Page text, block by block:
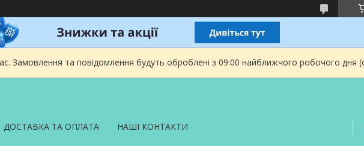
Замовлення та повідомлення будуть оброблені з 09:00 найближчого робочого дня
ДОСТАВКА ТА ОПЛАТА НАШІ КОНТАКТИ